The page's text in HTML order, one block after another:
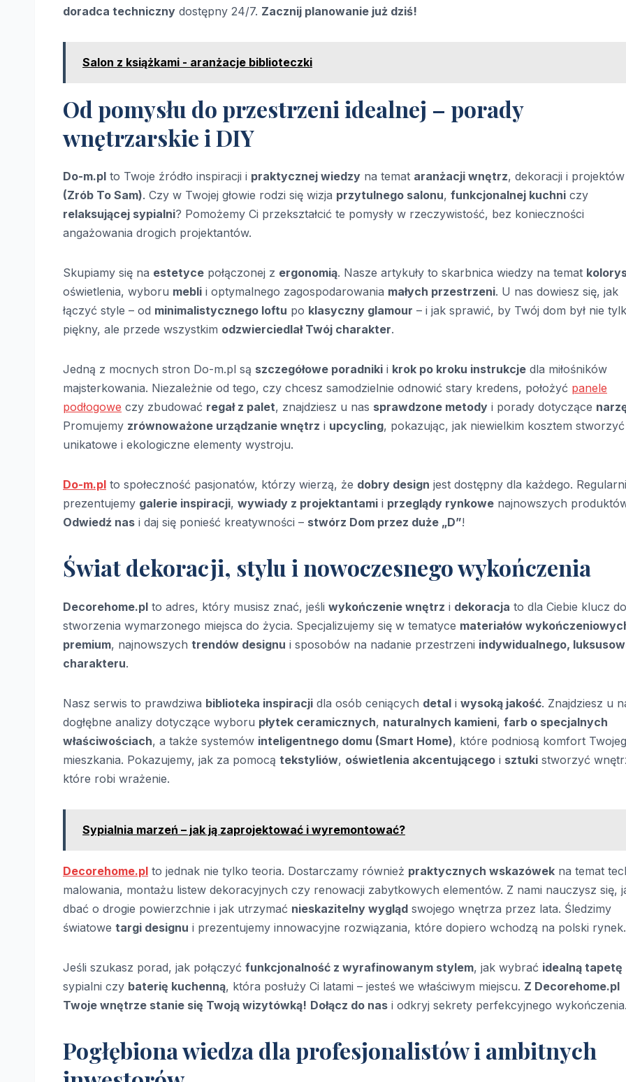
doradca techniczny dostępny 24/7. Zacznij planowanie już dziś!
Salon z książkami - aranżacje biblioteczki
Od pomysłu do przestrzeni idealnej – porady
wnętrzarskie i DIY
Do-m.pl to Twoje źródło inspiracji i praktycznej wiedzy na temat aranżacji wnętrz, dekoracji i projektów
(Zrób To Sam). Czy w Twojej głowie rodzi się wizja przytulnego salonu, funkcjonalnej kuchni czy
relaksującej sypialni? Pomożemy Ci przekształcić te pomysły w rzeczywistość, bez konieczności
angażowania drogich projektantów.
Skupiamy się na estetyce połączonej z ergonomią. Nasze artykuły to skarbnica wiedzy na temat
oświetlenia, wyboru mebli i optymalnego zagospodarowania małych przestrzeni. U nas dowiesz się, jak
łączyć style – od minimalistycznego loftu po klasyczny glamour – i jak sprawić, by Twój dom był nie
piękny, ale przede wszystkim odzwierciedlał Twój charakter.
Jedną z mocnych stron Do-m.pl są szczegółowe poradniki i krok po kroku instrukcje dla miłośników
majsterkowania. Niezależnie od tego, czy chcesz samodzielnie odnowić stary kredens, położyć panele
podłogowe czy zbudować regał z palet, znajdziesz u nas sprawdzone metody i porady dotyczące
Promujemy zrównoważone urządzanie wnętrz i upcycling, pokazując, jak niewielkim kosztem stworzyć
unikatowe i ekologiczne elementy wystroju.
Do-m.pl to społeczność pasjonatów, którzy wierzą, że dobry design jest dostępny dla każdego.
prezentujemy galerie inspiracji, wywiady z projektantami i przeglądy rynkowe najnowszych
Odwiedź nas i daj się ponieść kreatywności – stwórz Dom przez duże „D”!
Świat dekoracji, stylu i nowoczesnego wykończenia
Decorehome.pl to adres, który musisz znać, jeśli wykończenie wnętrz i dekoracja to dla Ciebie klucz do
stworzenia wymarzonego miejsca do życia. Specjalizujemy się w tematyce materiałów
premium, najnowszych trendów designu i sposobów na nadanie przestrzeni indywidualnego,
charakteru.
Nasz serwis to prawdziwa biblioteka inspiracji dla osób ceniących detal i wysoką jakość. Znajdziesz u
dogłębne analizy dotyczące wyboru płytek ceramicznych, naturalnych kamieni, farb o specjalnych
właściwościach, a także systemów inteligentnego domu (Smart Home), które podniosą komfort
mieszkania. Pokazujemy, jak za pomocą tekstyliów, oświetlenia akcentującego i sztuki stworzyć
które robi wrażenie.
Sypialnia marzeń – jak ją zaprojektować i wyremontować?
Decorehome.pl to jednak nie tylko teoria. Dostarczamy również praktycznych wskazówek na temat
malowania, montażu listew dekoracyjnych czy renowacji zabytkowych elementów. Z nami nauczysz się,
dbać o drogie powierzchnie i jak utrzymać nieskazitelny wygląd swojego wnętrza przez lata. Śledzimy
światowe targi designu i prezentujemy innowacyjne rozwiązania, które dopiero wchodzą na polski rynek.
Jeśli szukasz porad, jak połączyć funkcjonalność z wyrafinowanym stylem, jak wybrać idealną tapetę
sypialni czy baterię kuchenną, która posłuży Ci latami – jesteś we właściwym miejscu. Z Decorehome.pl
Twoje wnętrze stanie się Twoją wizytówką! Dołącz do nas i odkryj sekrety perfekcyjnego wykończenia.
Pogłębiona wiedza dla profesjonalistów i ambitnych